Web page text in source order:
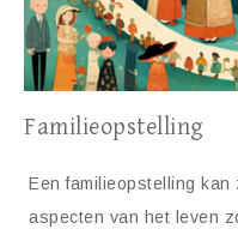
Familieopstelling
Een familieopstelling
aspecten van het leven